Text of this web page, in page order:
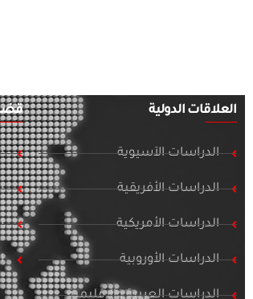
العلاقات الدولية
الدراسات الآسيوية
الدراسات الأفريقية
الدراسات الأمريكية
الدراسات الأوروبية
الدراسات العربية والإقليمية